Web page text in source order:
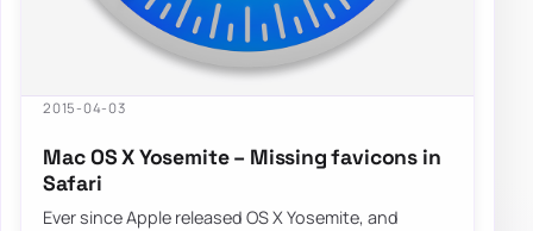
2015-04-03
Mac OS X Yosemite – Missing favicons in
Safari
Ever since Apple released OS X Yosemite, and